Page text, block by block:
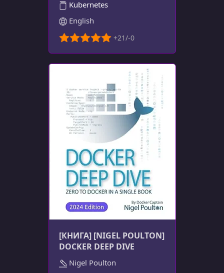
Kubernetes
English
[КНИГА] [NIGEL POULTON]
DOCKER DEEP DIVE
Nigel Poulton